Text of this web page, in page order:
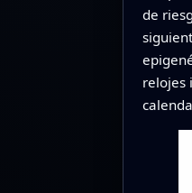
de
relojes